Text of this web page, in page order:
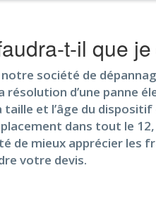
t-il que
société de
d’une panne
et l’âge du
dans tout le
de mieux apprécier les
votre devis.